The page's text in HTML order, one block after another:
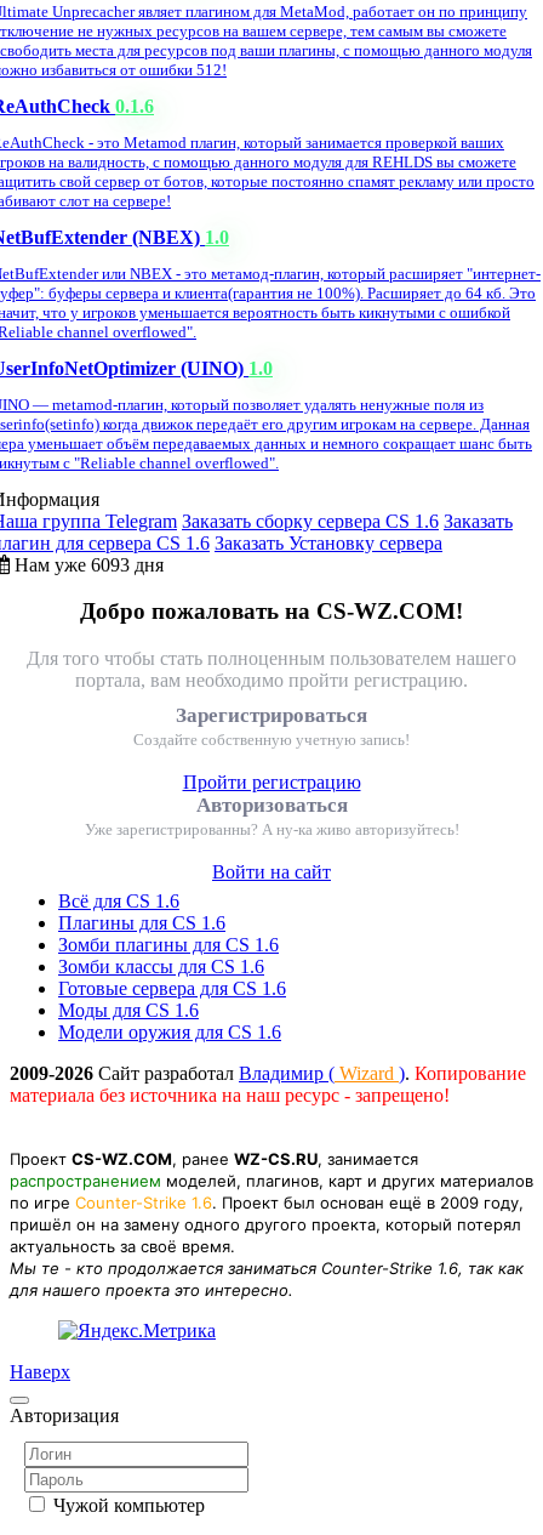
Unprecacher являет плагином для MetaMod, работает он по принципу
не нужных ресурсов на вашем сервере, тем самым вы сможете
места для ресурсов под ваши плагины, с помощью данного модуля
избавиться от ошибки 512!
0.1.6
- это Metamod плагин, который занимается проверкой ваших
на валидность, с помощью данного модуля для REHLDS вы сможете
свой сервер от ботов, которые постоянно спамят рекламу или просто
слот на сервере!
(NBEX) 1.0
или NBEX - это метамод-плагин, который расширяет "интернет-
буферы сервера и клиента(гарантия не 100%). Расширяет до 64 кб. Это
что у игроков уменьшается вероятность быть кикнутыми с ошибкой
channel overflowed".
(UINO) 1.0
— metamod-плагин, который позволяет удалять ненужные поля из
когда движок передаёт его другим игрокам на сервере. Данная
уменьшает объём передаваемых данных и немного сокращает шанс быть
с "Reliable channel overflowed".
группа Telegram Заказать сборку сервера CS 1.6 Заказать
для сервера CS 1.6 Заказать Установку сервера
Нам уже 6093 дня
Добро пожаловать на CS-WZ.COM!
Для того чтобы стать полноценным пользователем нашего
портала, вам необходимо пройти регистрацию.
Зарегистрироваться
Создайте собственную учетную запись!
Пройти регистрацию
Авторизоваться
Уже зарегистрированны? А ну-ка живо авторизуйтесь!
Войти на сайт
Всё для CS 1.6
Плагины для CS 1.6
Зомби плагины для CS 1.6
Зомби классы для CS 1.6
Готовые сервера для CS 1.6
Моды для CS 1.6
Модели оружия для CS 1.6
2009-2026 Сайт разработал Владимир ( Wizard ). Копирование
материала без источника на наш ресурс - запрещено!
Проект CS-WZ.COM, ранее WZ-CS.RU, занимается
распространением моделей, плагинов, карт и других материалов
по игре Counter-Strike 1.6. Проект был основан ещё в 2009 году,
пришёл он на замену одного другого проекта, который потерял
актуальность за своё время.
Мы те - кто продолжается заниматься Counter-Strike 1.6, так как
для нашего проекта это интересно.
Наверх
Авторизация
Чужой компьютер